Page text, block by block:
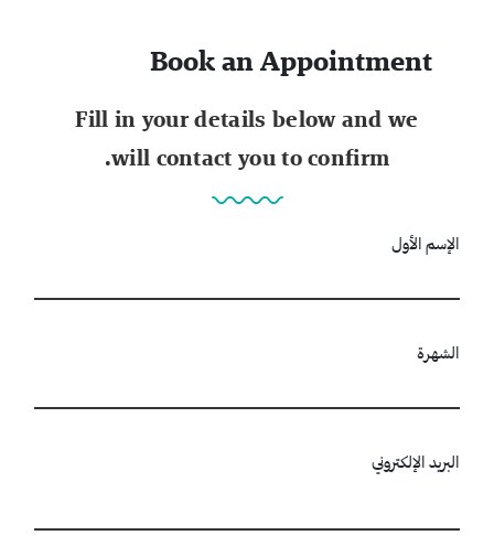
Book an Appointment
Fill in your details below and we
will contact you to confirm.
الإسم الأول
الشهرة
البريد الإلكتروني